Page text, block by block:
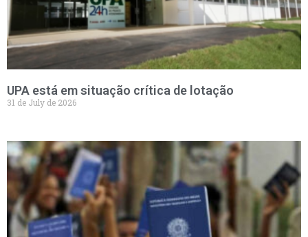
UPA está em situação crítica de lotação
31 de July de 2026